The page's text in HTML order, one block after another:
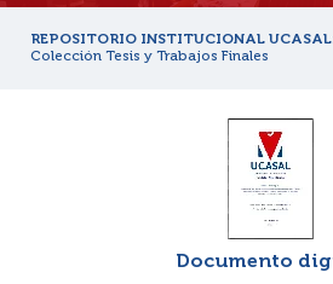
REPOSITORIO INSTITUCIONAL
Colección Tesis y Trabajos Finales
Documento